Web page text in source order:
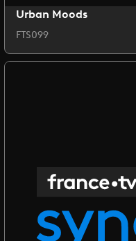
Urban Moods
FTS099